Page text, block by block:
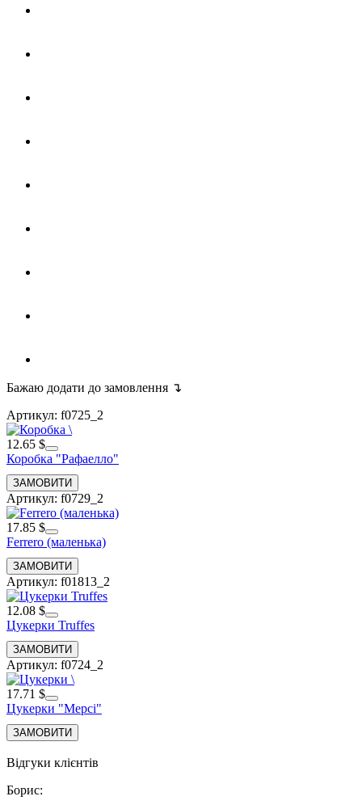
Бажаю додати до замовлення ↴
Артикул: f0725_2
12.65 $
Коробка "Рафаелло"
Артикул: f0729_2
17.85 $
Ferrero (маленька)
Артикул: f01813_2
12.08 $
Цукерки Truffes
Артикул: f0724_2
17.71 $
Цукерки "Мерсі"
Відгуки клієнтів
Борис: